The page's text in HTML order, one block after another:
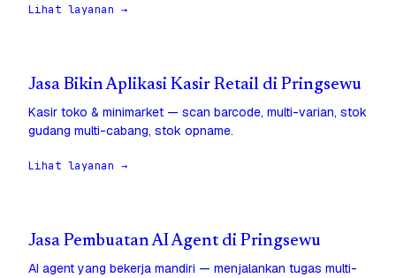
Lihat layanan →
Jasa Bikin Aplikasi Kasir Retail di Pringsewu
Kasir toko & minimarket — scan barcode, multi-varian, stok
gudang multi-cabang, stok opname.
Lihat layanan →
Jasa Pembuatan AI Agent di Pringsewu
AI agent yang bekerja mandiri — menjalankan tugas multi-